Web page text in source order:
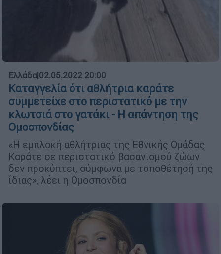
Ελλάδα|02.05.2022 20:00
Καταγγελία ότι αθλήτρια καράτε
συμμετείχε στο περιστατικό με την
κλωτσιά στο γατάκι - Η απάντηση της
Ομοσπονδίας
«Η εμπλοκή αθλήτριας της Εθνικής Ομάδας
Καράτε σε περιστατικό βασανισμού ζώων
δεν προκύπτει, σύμφωνα με τοποθέτησή της
ίδιας», λέει η Ομοσπονδία